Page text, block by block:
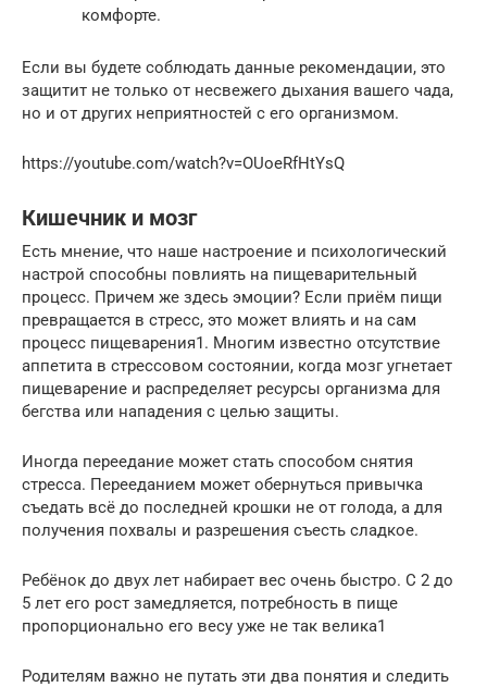
комфорте.
Если вы будете соблюдать данные рекомендации, это
защитит не только от несвежего дыхания вашего чада,
но и от других неприятностей с его организмом.
https://youtube.com/watch?v=OUoeRfHtYsQ
Кишечник и мозг
Есть мнение, что наше настроение и психологический
настрой способны повлиять на пищеварительный
процесс. Причем же здесь эмоции? Если приём пищи
превращается в стресс, это может влиять и на сам
процесс пищеварения1. Многим известно отсутствие
аппетита в стрессовом состоянии, когда мозг угнетает
пищеварение и распределяет ресурсы организма для
бегства или нападения с целью защиты.
Иногда переедание может стать способом снятия
стресса. Перееданием может обернуться привычка
съедать всё до последней крошки не от голода, а для
получения похвалы и разрешения съесть сладкое.
Ребёнок до двух лет набирает вес очень быстро. С 2 до
5 лет его рост замедляется, потребность в пище
пропорционально его весу уже не так велика1
Родителям важно не путать эти два понятия и следить